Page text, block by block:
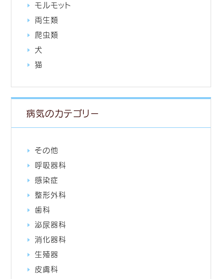
モルモット
両生類
爬虫類
犬
猫
病気のカテゴリー
その他
呼吸器科
感染症
整形外科
歯科
泌尿器科
消化器科
生殖器
皮膚科